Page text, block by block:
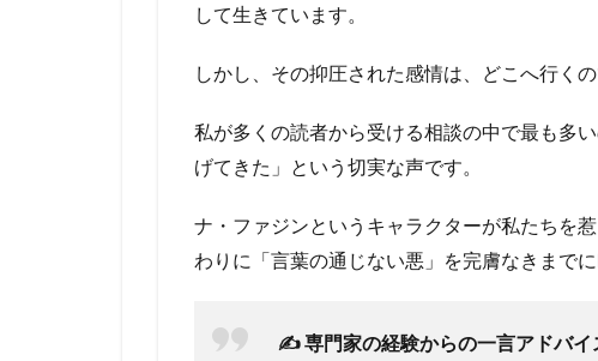
して生きています。
しかし、その抑圧された感情は、どこへ行くの
私が多くの読者から受ける相談の中で最も多
げてきた」という切実な声です。
ナ・ファジンというキャラクターが私たちを
わりに「言葉の通じない悪」を完膚なきまで
✍️ 専門家の経験からの一言アドバイ